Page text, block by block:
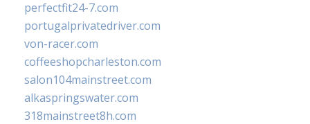
perfectfit24-7.com
portugalprivatedriver.com
von-racer.com
coffeeshopcharleston.com
salon104mainstreet.com
alkaspringswater.com
318mainstreet8h.com